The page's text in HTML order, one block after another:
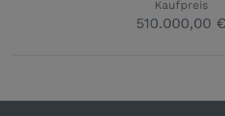
Kaufpreis
510.000,00 €